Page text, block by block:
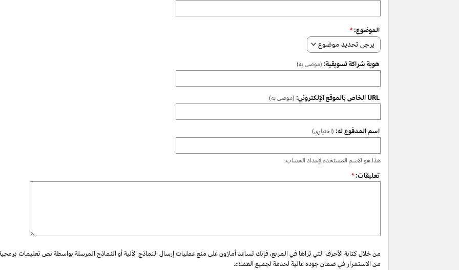
الموضوع:*
يرجى تحديد موضوع
هوية شراكة تسويقية: (موصى به)
URL الخاص بالموقع الإلكتروني: (موصى به)
اسم المدفوع له: (اختياري)
هذا هو الاسم المستخدم لإعداد الحساب.
تعليقات:*
من خلال كتابة الأحرف التي تراها في المربع، فإنك تساعد أمازون على منع عمليات إرسال النماذج الآلية أو النماذج المرسلة بواسطة نص تعليمات
من الاستمرار في ضمان جودة عالية لخدمة لجميع العملاء.